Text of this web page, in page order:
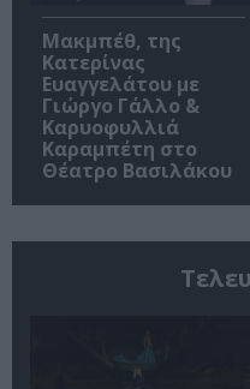
Μακμπέθ, της
Κατερίνας
Ευαγγελάτου με
Γιώργο Γάλλο &
Καρυοφυλλιά
Καραμπέτη στο
Θέατρο Βασιλάκου